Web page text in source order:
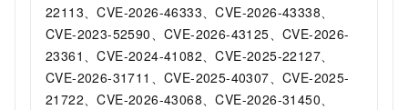
22113、CVE-2026-46333、CVE-2026-43338、
CVE-2023-52590、CVE-2026-43125、CVE-2026-
23361、CVE-2024-41082、CVE-2025-22127、
CVE-2026-31711、CVE-2025-40307、CVE-2025-
21722、CVE-2026-43068、CVE-2026-31450、